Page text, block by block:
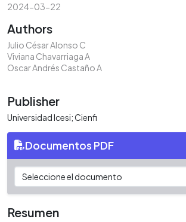
2024-03-22
Authors
Julio César Alonso C
Viviana Chavarriaga A
Oscar Andrés Castaño A
Publisher
Universidad Icesi; Cienfi
Documentos PDF
Resumen